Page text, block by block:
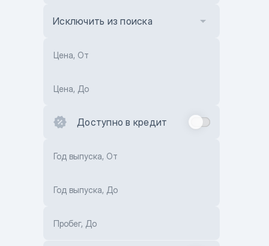
Исключить из поиска
Цена, От
Цена, До
Доступно в кредит
Год выпуска, От
Год выпуска, До
Пробег, До